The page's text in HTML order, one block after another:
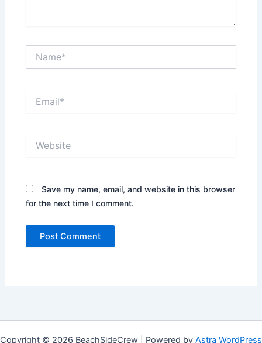
Save my name, email, and website in this browser
for the next time I comment.
Copyright © 2026 BeachSideCrew | Powered by Astra WordPress